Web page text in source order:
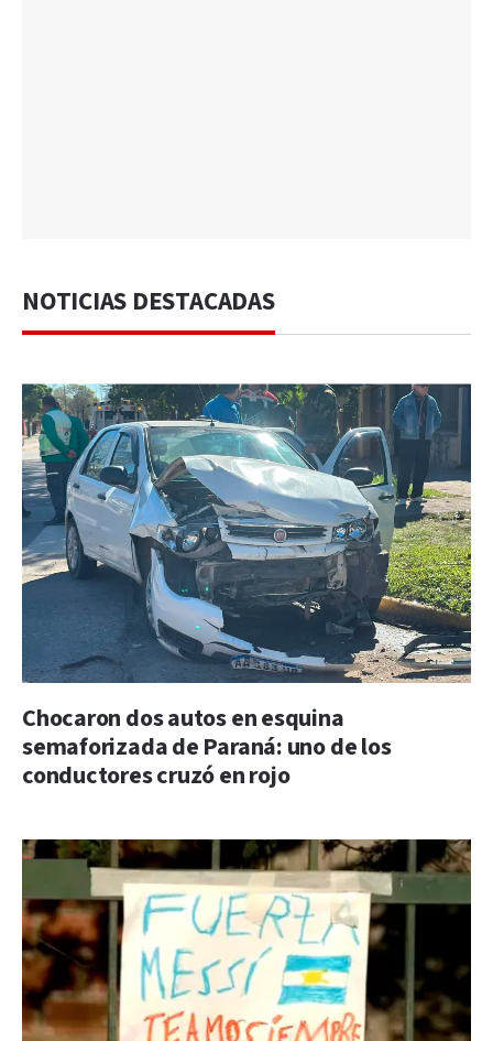
NOTICIAS DESTACADAS
Chocaron dos autos en esquina
semaforizada de Paraná: uno de los
conductores cruzó en rojo